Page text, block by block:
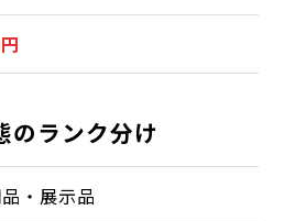
のランク分け
・展示品